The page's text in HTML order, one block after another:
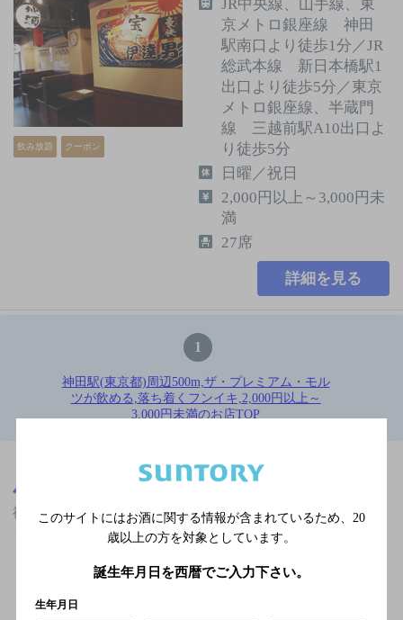
飲み放題 クーポン
JR中央線、山手線、東
京メトロ銀座線 神田
駅南口より徒歩1分／JR
総武本線 新日本橋駅1
出口より徒歩5分／東京
メトロ銀座線、半蔵門
線 三越前駅A10出口よ
り徒歩5分
日曜／祝日
2,000円以上～3,000円未
満
27席
詳細を見る
1
神田駅(東京都)周辺500m,ザ・プレミアム・モル
ツが飲める,落ち着くフンイキ,2,000円以上～
3,000円未満のお店TOP
神田駅(東京都)周辺500m,ザ・プレミアム・モルツが飲める,落ち着
くフンイキ,2,000円以上～3,000円未満のお店
このサイトにはお酒に関する情報が含まれているため、 20
歳以上の方を対象としています。
誕生年月日を西暦でご入力下さい。
生年月日